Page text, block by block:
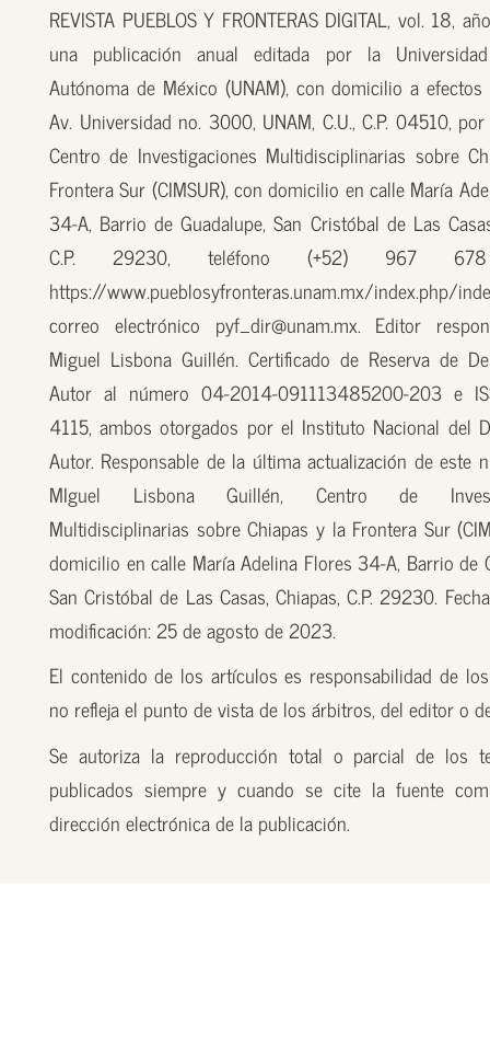
REVISTA PUEBLOS Y FRONTERAS DIGITAL, vol. 18,
una publicación anual editada por la
Autónoma de México (UNAM), con domicilio a
Av. Universidad no. 3000, UNAM, C.U., C.P. 04510,
Centro de Investigaciones Multidisciplinarias sobre
Frontera Sur (CIMSUR), con domicilio en calle María
34-A, Barrio de Guadalupe, San Cristóbal de Las
C.P. 29230, teléfono (+52) 967
https://www.pueblosyfronteras.unam.mx/index.php/
correo electrónico pyf_dir@unam.mx. Editor
Miguel Lisbona Guillén. Certificado de Reserva de
Autor al número 04-2014-091113485200-203 e
4115, ambos otorgados por el Instituto Nacional del
Autor. Responsable de la última actualización de este
MIguel Lisbona Guillén, Centro de
Multidisciplinarias sobre Chiapas y la Frontera Sur
domicilio en calle María Adelina Flores 34-A, Barrio de
San Cristóbal de Las Casas, Chiapas, C.P. 29230.
modificación: 25 de agosto de 2023.
El contenido de los artículos es responsabilidad de
no refleja el punto de vista de los árbitros, del editor o
Se autoriza la reproducción total o parcial de los
publicados siempre y cuando se cite la fuente
dirección electrónica de la publicación.